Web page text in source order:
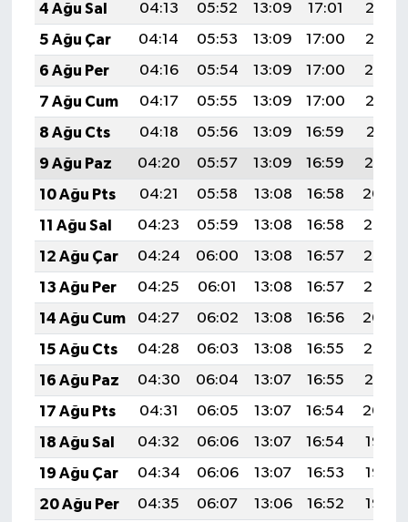
4 Ağu Sal
04:13 05:52 13:09 17:01
20:16
5 Ağu Çar
04:14 05:53 13:09 17:00
20:15
6 Ağu Per
04:16 05:54 13:09 17:00
20:14
7 Ağu Cum
04:17 05:55 13:09 17:00
20:12
8 Ağu Cts
04:18 05:56 13:09 16:59
20:11
9 Ağu Paz
04:20 05:57 13:09 16:59
20:10
10 Ağu Pts
04:21 05:58 13:08 16:58
20:09
11 Ağu Sal
04:23 05:59 13:08 16:58
20:08
12 Ağu Çar
04:24 06:00 13:08 16:57
20:06
13 Ağu Per
04:25 06:01 13:08 16:57
20:05
14 Ağu Cum
04:27 06:02 13:08 16:56
20:04
15 Ağu Cts
04:28 06:03 13:08 16:55
20:02
16 Ağu Paz
04:30 06:04 13:07 16:55
20:01
17 Ağu Pts
04:31 06:05 13:07 16:54
20:00
18 Ağu Sal
04:32 06:06 13:07 16:54
19:58
19 Ağu Çar
04:34 06:06 13:07 16:53
19:57
20 Ağu Per
04:35 06:07 13:06 16:52
19:56